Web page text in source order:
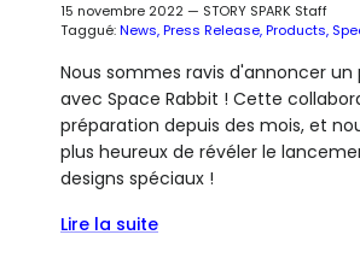
15 novembre 2022— STORY SPARK Staff
Taggué:News Press Release Products
Nous sommes ravis d'annoncer
avec Space Rabbit ! Cette
préparation depuis des mois, et
plus heureux de révéler le
designs spéciaux !
Lire la suite